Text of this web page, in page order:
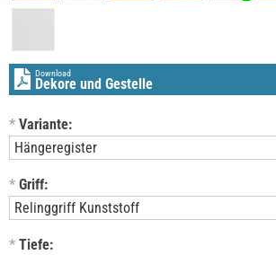
Download
Dekore und Gestelle
* Variante:
* Griff:
* Tiefe: